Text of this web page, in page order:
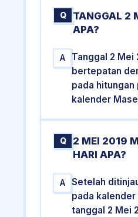
Q
TANGGAL 2
APA?
A
Tanggal 2 Mei
bertepatan
pada hitungan
kalender
Q
2 MEI 2019
HARI APA?
A
Setelah
pada
tanggal 2 Mei